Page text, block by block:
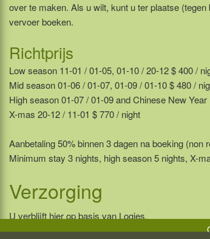
over te maken. Als u wilt, kunt u ter plaatse
vervoer boeken.
Richtprijs
Low season 11-01 / 01-05, 01-10 / 20-12 $ 400 /
Mid season 01-06 / 01-07, 01-09 / 01-10 $ 480 /
High season 01-07 / 01-09 and Chinese New
X-mas 20-12 / 11-01 $ 770 / night
Aanbetaling 50% binnen 3 dagen na boeking (non
Minimum stay 3 nights, high season 5 nights, X-
Verzorging
U verblijft hier op basis van Logies.